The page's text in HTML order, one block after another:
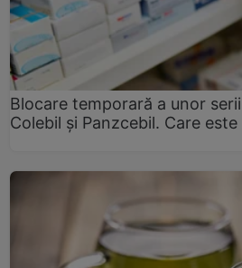
Blocare temporară a unor
Colebil și Panzcebil. Care